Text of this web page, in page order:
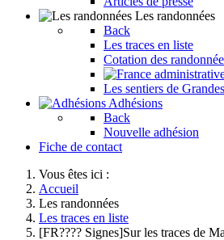
Les randonnées
Back
Les traces en liste
Cotation des
Les sentiers de
Adhésions
Back
Nouvelle adhésion
Fiche de contact
Vous êtes ici :
Accueil
Les randonnées
Les traces en liste
[FR???? Signes]Sur les traces de